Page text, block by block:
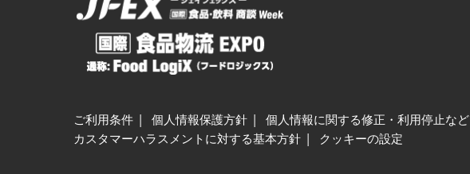
ご利用条件 個人情報保護方針 個人情報に関する修正・利用停止など
カスタマーハラスメントに対する基本方針
クッキーの設定